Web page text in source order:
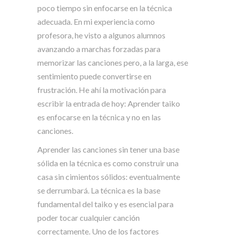
poco tiempo sin enfocarse en la técnica
adecuada. En mi experiencia como
profesora, he visto a algunos alumnos
avanzando a marchas forzadas para
memorizar las canciones pero, a la larga, ese
sentimiento puede convertirse en
frustración. He ahí la motivación para
escribir la entrada de hoy: Aprender taiko
es enfocarse en la técnica y no en las
canciones.
Aprender las canciones sin tener una base
sólida en la técnica es como construir una
casa sin cimientos sólidos: eventualmente
se derrumbará. La técnica es la base
fundamental del taiko y es esencial para
poder tocar cualquier canción
correctamente. Uno de los factores